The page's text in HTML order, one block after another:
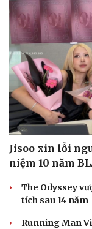
Jisoo xin lỗi
niệm 10 năm
The Odyssey
tích sau 14 năm
Running Man